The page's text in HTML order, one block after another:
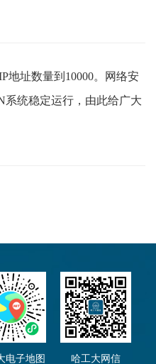
地址数量到 10000。网络安
系统稳定运行，由此给广大
电子地图 哈工大网信